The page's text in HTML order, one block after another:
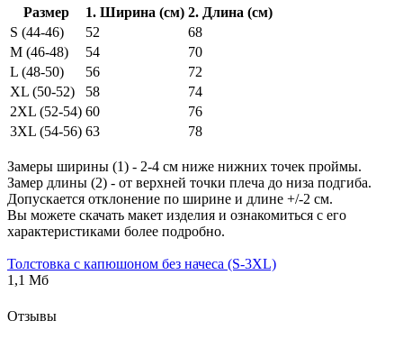
Размер 1. Ширина (см) 2. Длина (см)
S (44-46)
52
68
M (46-48)
54
70
L (48-50)
56
72
XL (50-52)
58
74
2XL (52-54) 60
76
3XL (54-56) 63 78
Замеры ширины (1) - 2-4 см ниже нижних точек проймы.
Замер длины (2) - от верхней точки плеча до низа подгиба.
Допускается отклонение по ширине и длине +/-2 см.
Вы можете скачать макет изделия и ознакомиться с его
характеристиками более подробно.
Толстовка с капюшоном без начеса (S-3XL)
1,1 Мб
Отзывы